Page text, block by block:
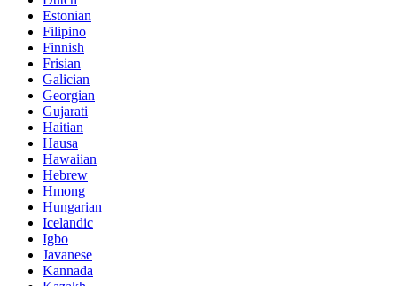
Estonian
Filipino
Finnish
Frisian
Galician
Georgian
Gujarati
Haitian
Hausa
Hawaiian
Hebrew
Hmong
Hungarian
Icelandic
Igbo
Javanese
Kannada